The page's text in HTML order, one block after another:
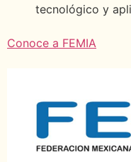
tecnológico y
Conoce a FEMIA